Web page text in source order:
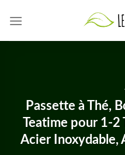
Passette à Thé,
Teatime pour 1-2
Acier Inoxydable,